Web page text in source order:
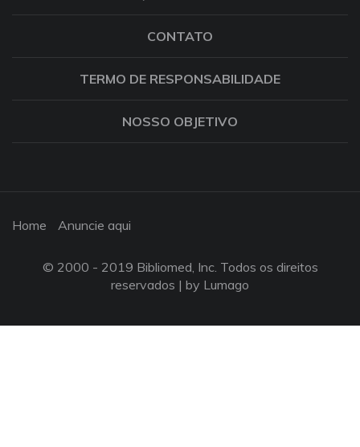
CONTATO
TERMO DE RESPONSABILIDADE
NOSSO OBJETIVO
Home Anuncie aqui
© 2000 - 2019 Bibliomed, Inc. Todos os direitos
reservados | by Lumago